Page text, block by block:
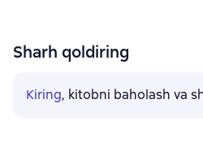
Sharh qoldiring
Kiring, kitobni baholash va